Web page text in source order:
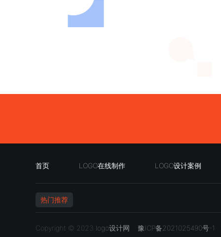
首页 LOGO在线制作 LOGO设计案例
热门推荐
Copyright © 2023 logo设计网 豫ICP备2021025490号-1